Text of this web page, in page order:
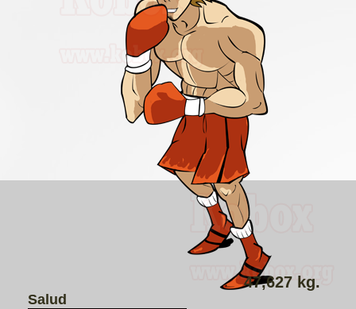
47,627 kg.
Salud